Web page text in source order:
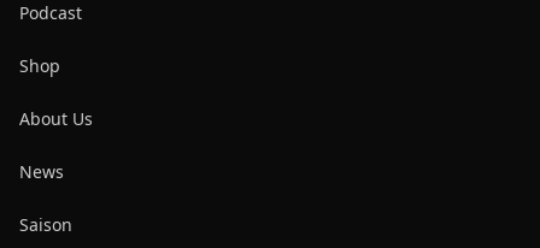
Podcast
Shop
About Us
News
Saison